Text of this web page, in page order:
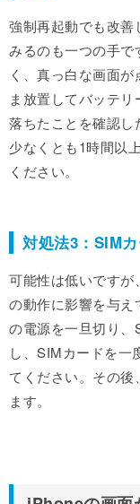
強制再起動でも改善
みるのも一つの手で
く、真っ白な画面
ま放置してバッテ
落ちたことを確認し
少なくとも1時間以
ください。
対処法3：SIM
可能性は低いですが
の動作に影響を与
の電源を一旦切り
し、SIMカードを一
てください。その後
ます。